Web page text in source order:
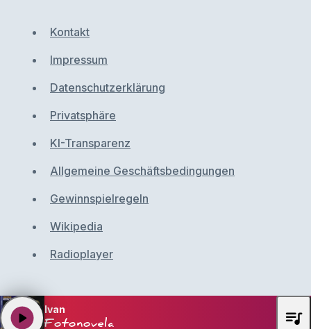
Kontakt
Impressum
Datenschutzerklärung
Privatsphäre
KI-Transparenz
Allgemeine Geschäftsbedingungen
Gewinnspielregeln
Wikipedia
Radioplayer
Ivan
Fotonovela
play_arrow queue_music